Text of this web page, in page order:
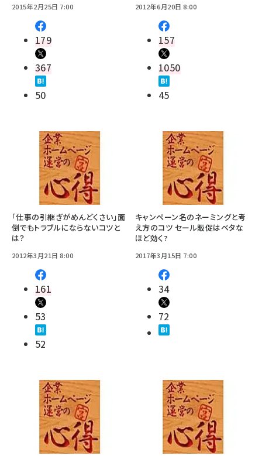
2015年2月25日 7:00
179
367
50
2012年6月20日 8:00
157
1050
45
「仕事の引継ぎがめんどくさい」面
倒でもトラブルにならないコツと
は？
2012年3月21日 8:00
161
53
52
キャンペーン名のネーミングと考
え方のコツ セール販促はベタな
ほど効く?
2017年3月15日 7:00
34
72